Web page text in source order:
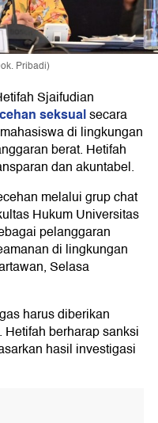
Pribadi)
Sjaifudian
seksualsecara
di lingkungan
berat. Hetifah
dan akuntabel.
melalui grup chat
Hukum Universitas
pelanggaran
di lingkungan
Selasa
harus diberikan
berharap sanksi
hasil investigasi